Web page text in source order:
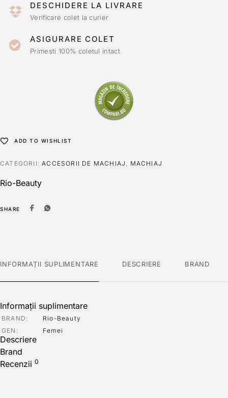
DESCHIDERE LA LIVRARE
Verificare colet la curier
ASIGURARE COLET
Primesti 100% coletul intact
ADD TO WISHLIST
CATEGORII:ACCESORII DE MACHIAJ , MACHIAJ
Rio-Beauty
SHARE
INFORMAȚII SUPLIMENTARE DESCRIERE BRAND
Informații suplimentare
BRAND
Rio-Beauty
GEN
Femei
Descriere
Brand
Recenzii 0